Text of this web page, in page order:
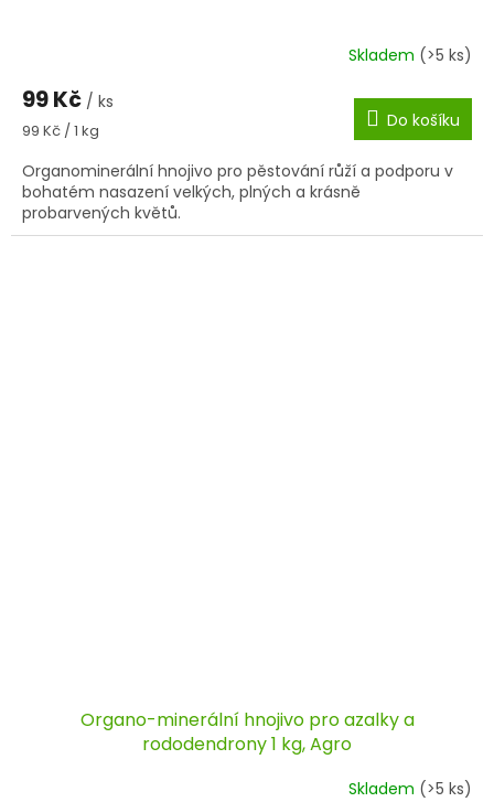
Skladem (>5 ks)
99 Kč / ks
Měrná
99 Kč / 1 kg Do košíku
Organominerální hnojivo pro pěstování růží a podporu v
bohatém nasazení velkých, plných a krásně
probarvených květů.
Organo-minerální hnojivo pro azalky a
rododendrony 1 kg, Agro
Skladem (>5 ks)